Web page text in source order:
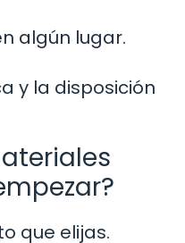
algún lugar.
y la disposición
que elijas.